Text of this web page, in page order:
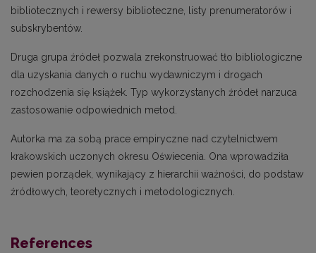
bibliotecznych i rewersy biblioteczne, listy prenumeratorów i
subskrybentów.
Druga grupa źródeł pozwala zrekonstruować tło bibliologiczne
dla uzyskania danych o ruchu wydawniczym i drogach
rozchodzenia się książek. Typ wykorzystanych źródeł narzuca
zastosowanie odpowiednich metod.
Autorka ma za sobą prace empiryczne nad czytelnictwem
krakowskich uczonych okresu Oświecenia. Ona wprowadziła
pewien porządek, wynikający z hierarchii ważności, do podstaw
źródłowych, teoretycznych i metodologicznych.
References